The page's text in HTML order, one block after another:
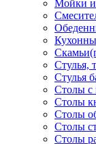
Мойки
Стулья,
Стулья
Столы с
Столы
Столы
Столы
Столы